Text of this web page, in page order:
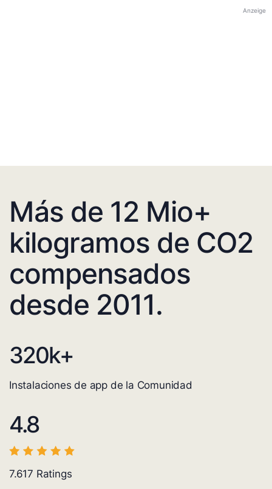
Anzeige
Más de 12 Mio+
kilogramos de CO2
compensados
desde 2011.
320k+
Instalaciones de app de la Comunidad
4.8
7.617 Ratings